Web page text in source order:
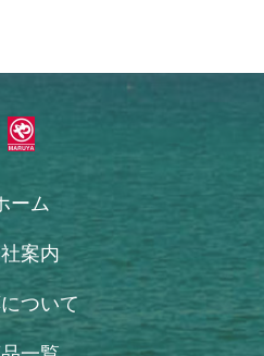
ーム
案内
ついて